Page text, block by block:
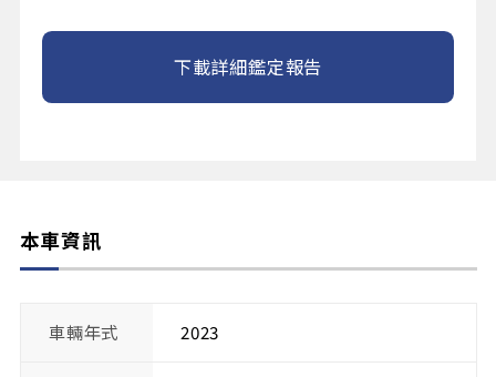
下載詳細鑑定報告
本車資訊
車輛年式 2023